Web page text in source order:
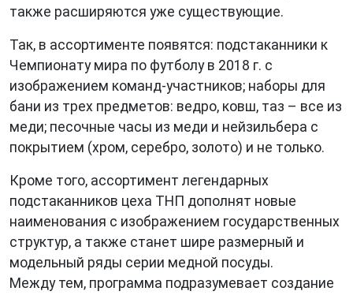
также расширяются уже существующие.
Так, в ассортименте появятся: подстаканники к
Чемпионату мира по футболу в 2018 г. с
изображением команд-участников; наборы для
бани из трех предметов: ведро, ковш, таз – все из
меди; песочные часы из меди и нейзильбера с
покрытием (хром, серебро, золото) и не только.
Кроме того, ассортимент легендарных
подстаканников цеха ТНП дополнят новые
наименования с изображением государственных
структур, а также станет шире размерный и
модельный ряды серии медной посуды.
Между тем, программа подразумевает создание